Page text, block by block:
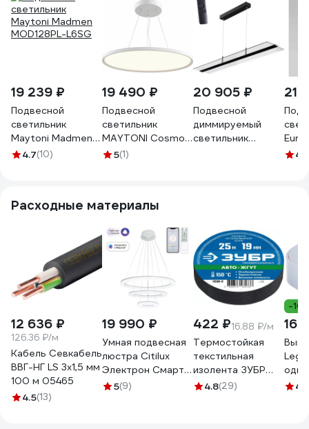
19 239 ₽
Подвесной
светильник
Maytoni Madmen
MOD128PL-L6SG
4.7(10)
19 490 ₽
Подвесной
светильник
MAYTONI Cosmos
54 LED
5(1)
20 905 ₽
Подвесной
диммируемый
светильник
21
4.8
Расходные материалы
12 636 ₽
126.36 ₽/м
Кабель Севкабель
ВВГ-НГ LS 3х1,5 мм
100 м 05465
4.5(13)
19 990 ₽
Умная подвесная
люстра Citilux
Электрон Смарт
Белая CL710A104S
5(9)
422 ₽16.88 ₽/м
Термостойкая
текстильная
изолента ЗУБР
Авто-Жгут 19 мм х
4.8(29)
-
4.8